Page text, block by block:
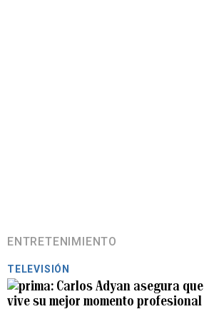
ENTRETENIMIENTO
TELEVISIÓN
Carlos Adyan asegura que
vive su mejor momento profesional